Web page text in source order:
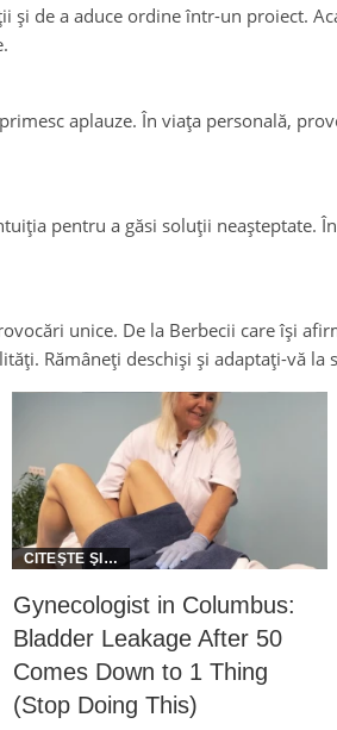
și de a aduce ordine într-un proiect.
aplauze. În viața personală,
pentru a găsi soluții neașteptate.
unice. De la Berbecii care își
Rămâneți deschiși și adaptați-vă
Gynecologist in Columbus:
Bladder Leakage After 50
Comes Down to 1 Thing
(Stop Doing This)